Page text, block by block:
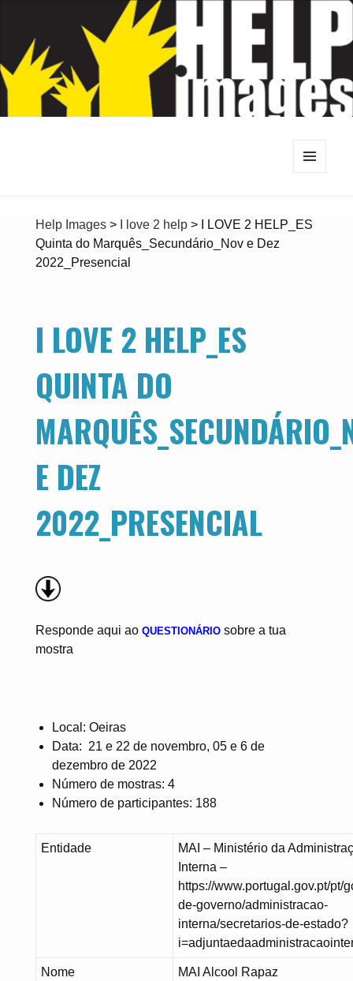
Help Images> I love 2 help>
I LOVE 2 HELP_ES
Quinta do Marquês_Secundário_Nov e Dez
2022_Presencial
I LOVE 2 HELP_ES
QUINTA DO
E DEZ
2022_PRESENCIAL
Responde aqui ao QUESTIONÁRIO sobre a tua
mostra
Local: Oeiras
Data: 21 e 22 de novembro, 05 e 6 de
dezembro de 2022
Número de mostras: 4
Número de participantes: 188
Entidade
MAI – Ministério da
Interna –
https://www.portugal.gov.pt/pt/
de-governo/administracao-
interna/secretarios-de-estado?
Nome MAI Alcool Rapaz